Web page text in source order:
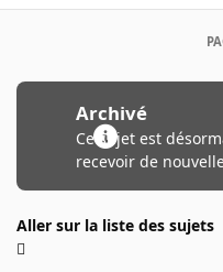
Archivé
Ce sujet est
recevoir de
Aller sur la liste des sujets